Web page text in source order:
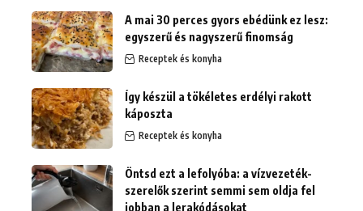
A mai 30 perces gyors ebédünk ez lesz:
egyszerű és nagyszerű finomság
Receptek és konyha
Így készül a tökéletes erdélyi rakott
káposzta
Receptek és konyha
Öntsd ezt a lefolyóba: a vízvezeték-
szerelők szerint semmi sem oldja fel
jobban a lerakódásokat